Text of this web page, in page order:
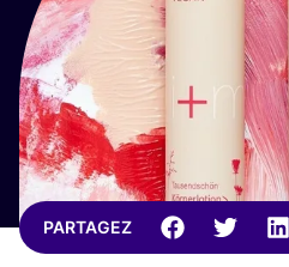
PARTAGEZ